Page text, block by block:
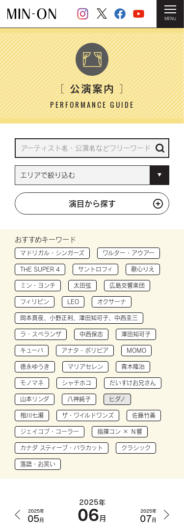
MENU
HOME ＞ 公演案内
［公演案内］
PERFORMANCE GUIDE
演目から探す
おすすめキーワード
マドリガル・シンガーズ ワルター・アウアー
THE SUPER 4 サントロフィ 歌心りえ
ミン・ヨンチ 太田弦 広島交響楽団
フィリピン LEO オクサーナ
岡本真夜、小野正利、澤田知可子、中西圭三
ラ・スペランザ 中西保志 澤田知可子
キューバ アナタ・ボリビア MOMO
徳永ゆうき マリアセレン 青木隆治
モノマネ シャチホコ だいすけお兄さん
山本リンダ 八神純子 ヒダノ
相川七瀬 ザ・ワイルドワンズ 佐藤竹善
ジェイコブ・コーラー 指揮コン × Ｎ響
カナダ スティーブ・バラカット クラシック
落語・お笑い
2025年
05月
2025年
06月
2025年
07月